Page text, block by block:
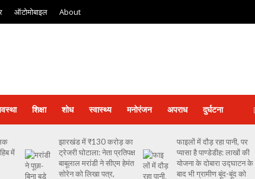
ऑटोमोबाइल About
शिक्षा शोध स्‍वास्‍थ्‍य मनोरंजन अपराध दुर्घटना
में
झारखंड में ₹130 करोड़ का
ट्रेजरी घोटाला: नेता प्रतिपक्ष
बाबूलाल मरांडी ने सीएम हेमंत
सोरेन को लिखा पत्र,
फाइलों में दौड़ रहा पानी, पर
प्यासा है पाण्डेडीह: लाखों की
योजना के दोबारा उद्घाटन के
बाद भी ग्रामीण बूंद-बूंद को